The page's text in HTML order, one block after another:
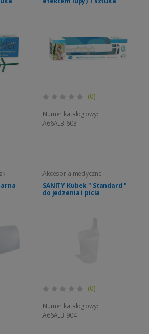
(0)
Numer katalogowy:
A66ALB 603
Akcesoria medyczne
SANITY Kubek " Standard "
do jedzenia i picia
(0)
Numer katalogowy:
A66ALB 904